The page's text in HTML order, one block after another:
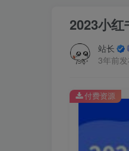
2023小红
站长
3年前
付费资源